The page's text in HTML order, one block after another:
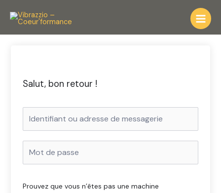
Salut, bon retour !
Prouvez que vous n’êtes pas une machine